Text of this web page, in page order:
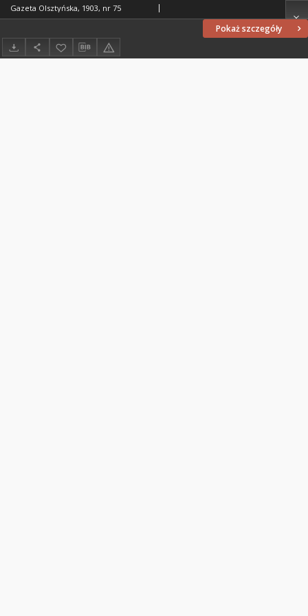
Pokaż szczegóły
Gazeta Olsztyńska, 1903, nr 75